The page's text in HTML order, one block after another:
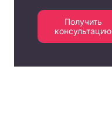
Получить
консультацию